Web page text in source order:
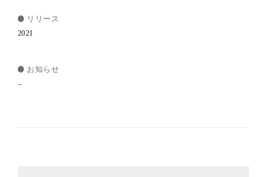
リリース
2021
お知らせ
–